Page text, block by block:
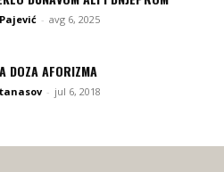
- avg 6, 2025
DOZA AFORIZMA
- jul 6, 2018